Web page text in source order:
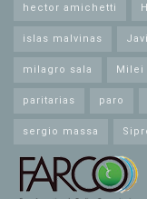
hector amichetti
islas malvinas
milagro sala Milei
paritarias paro
sergio massa